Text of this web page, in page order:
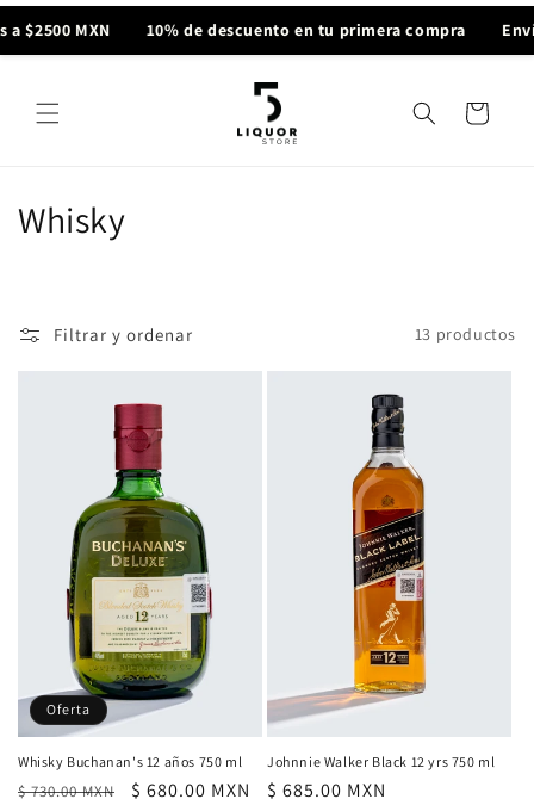
Ir
directamente
$2500 MXN 10% de descuento en tu primera compra
Carrito
C
e
Whisky
Filtrar y ordenar 13 productos
Oferta
Whisky Buchanan's 12 años 750 ml
Precio
$ 730.00 MXN
Precio
$ 680.00 MXN
Johnnie Walker Black 12 yrs 750 ml
Precio
$ 685.00 MXN